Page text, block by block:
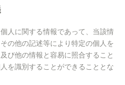
人に関する情報であって、当該情
の他の記述等により特定の個人を
び他の情報と容易に照合すること
を識別することができることとな